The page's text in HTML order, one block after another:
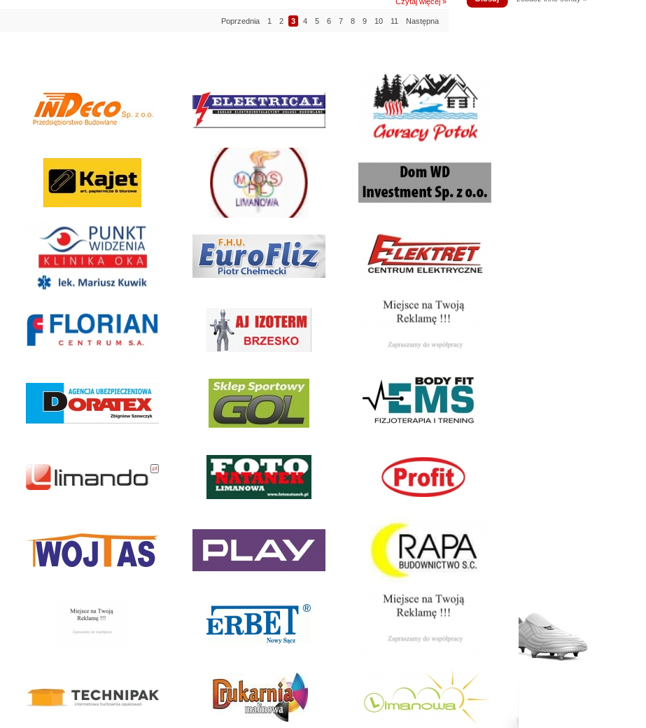
Poprzednia 1 2 3 4 5 6 7 8 9 10 11 Następna